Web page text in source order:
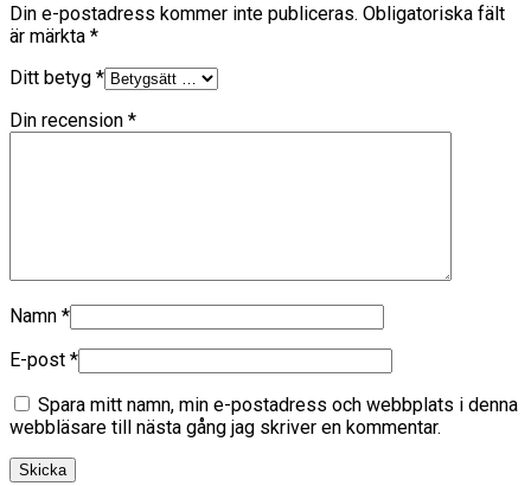
Din e-postadress kommer inte publiceras. Obligatoriska fält
är märkta *
Ditt betyg *
Din recension *
Namn *
E-post *
Spara mitt namn, min e-postadress och webbplats i denna
webbläsare till nästa gång jag skriver en kommentar.